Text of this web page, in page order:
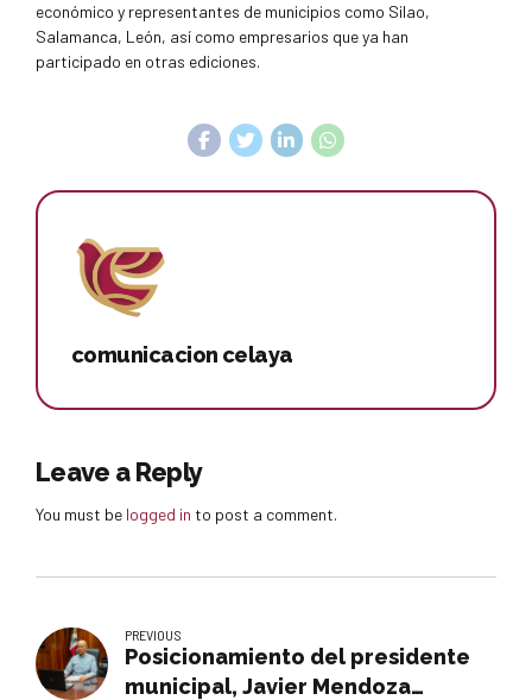
económico y representantes de municipios como Silao,
Salamanca, León, así como empresarios que ya han
participado en otras ediciones.
comunicacion celaya
Leave a Reply
You must be logged in to post a comment.
PREVIOUS
Posicionamiento del presidente
municipal, Javier Mendoza